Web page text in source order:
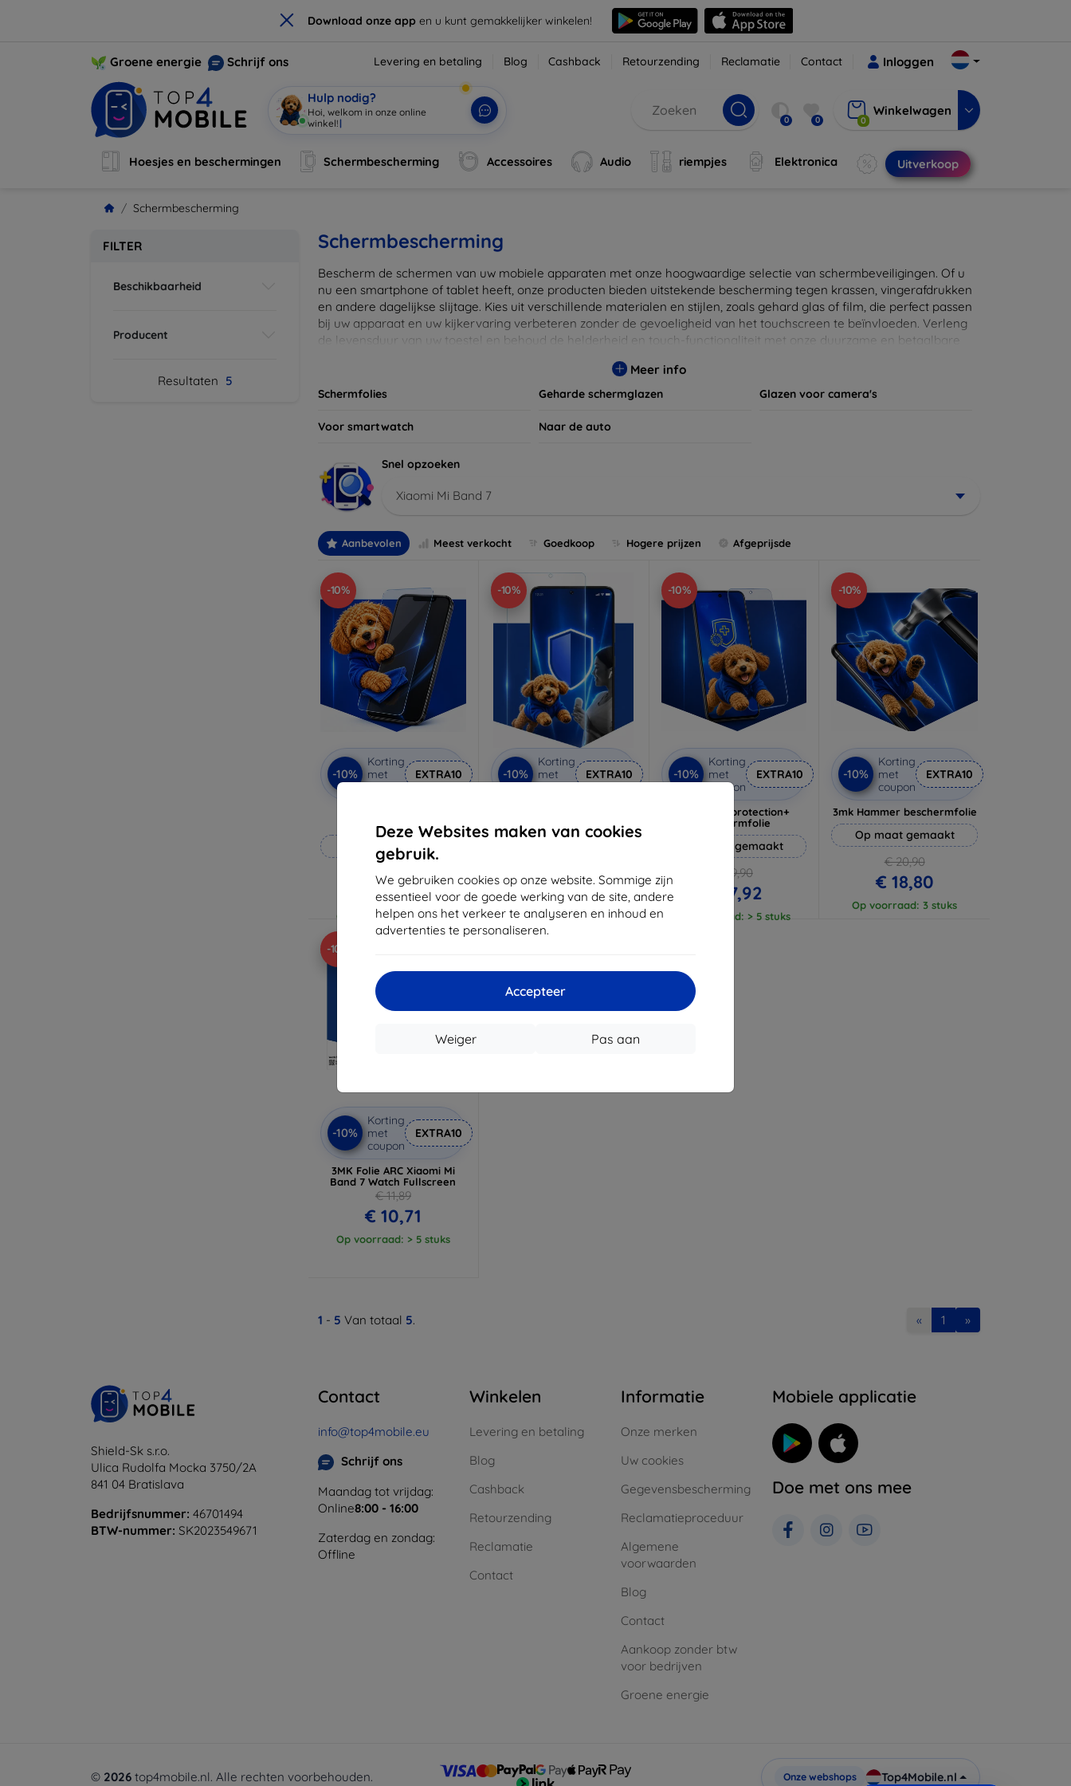
× Download onze app en u kunt gemakkelijker winkelen!
Deze Websites maken van cookies
gebruik.
We gebruiken cookies op onze website. Sommige zijn
essentieel voor de goede werking van de site, andere
helpen ons het verkeer te analyseren en inhoud en
advertenties te personaliseren.
Accepteer
Pas aan
Weiger
Groene energie Schrijf ons Levering en betaling Blog Cashback Retourzending Reclamatie Contact Inloggen
Hulp nodig?
Hoi, welkom in onze online
winkel| 0 0 0
Winkelwagen
Hoesjes en beschermingen Schermbescherming Accessoires Audio riempjes Elektronica Uitverkoop
Schermbescherming
FILTER
Beschikbaarheid
Producent
Resultaten 5
Schermbescherming
Bescherm de schermen van uw mobiele apparaten met onze hoogwaardige selectie van schermbeveiligingen. Of u
nu een smartphone of tablet heeft, onze producten bieden uitstekende bescherming tegen krassen, vingerafdrukken
en andere dagelijkse slijtage. Kies uit verschillende materialen en stijlen, zoals gehard glas of film, die perfect passen
bij uw apparaat en uw kijkervaring verbeteren zonder de gevoeligheid van het touchscreen te beïnvloeden. Verleng
de levensduur van uw toestel en behoud de helderheid en touch-functionaliteit met onze duurzame en betaalbare
Meer info
Schermfolies Geharde schermglazen Glazen voor camera's
Voor smartwatch Naar de auto
Snel opzoeken
Xiaomi Mi Band 7
Aanbevolen Meest verkocht Goedkoop Hogere prijzen Afgeprijsde
-10%
-10%
Korting
met
coupon
EXTRA10
Op maat gemaakt
€ 17,90
€ 16,11
Op voorraad: > 5 stuks
-10%
-10%
Korting
met
coupon
EXTRA10
€ 13,90
€ 12,51
Op voorraad: > 5 stuks
-10%
-10%
Korting
met
coupon
EXTRA10
3mk Silverprotection+
beschermfolie
Op maat gemaakt
€ 19,90
€ 17,92
Op voorraad: > 5 stuks
-10%
-10%
Korting
met
coupon
EXTRA10
3mk Hammer beschermfolie
Op maat gemaakt
€ 20,90
€ 18,80
Op voorraad: 3 stuks
-10%
-10%
Korting
met
coupon
EXTRA10
3MK Folie ARC Xiaomi Mi
Band 7 Watch Fullscreen
€ 11,89
€ 10,71
Op voorraad: > 5 stuks
1 - 5 Van totaal 5. « 1 »
Shield-Sk s.r.o.
Ulica Rudolfa Mocka 3750/2A
841 04 Bratislava
Bedrijfsnummer: 46701494
BTW-nummer: SK2023549671
Contact
info@top4mobile.eu
Schrijf ons
Maandag tot vrijdag:
Online8:00 - 16:00
Zaterdag en zondag:
Offline
Winkelen
Levering en betaling
Blog
Cashback
Retourzending
Reclamatie
Contact
Informatie
Onze merken
Uw cookies
Gegevensbescherming
Reclamatieproceduur
Algemene
voorwaarden
Blog
Contact
Aankoop zonder btw
voor bedrijven
Groene energie
Mobiele applicatie
Doe met ons mee
© 2026 top4mobile.nl. Alle rechten voorbehouden. Onze webshops Top4Mobile.nl